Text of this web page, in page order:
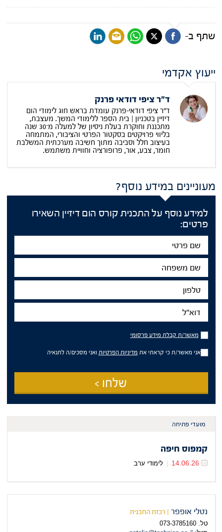
שתף ב-
ייעוץ אקדמי
ד"ר ציפי דודאי פרנק
ד"ר ציפי דודאי-פרנק עומדת בראש חוג לימודי הום
דיזיין בטכניון | בית הספר ללימודי המשך. מעצבת,
מתכננת וחוקרת בעלת ניסיון של למעלה מ־30 שנה
בליווי פרויקטים בסקטור הפרטי והציבורי, המתמחה
בעיצוב חלל וסביבה מתוך חשיבה מערכתית המשלבת
חומר, צבע, אור, פרופורציה וחוויית משתמש.
מעוניינים במידע נוסף?
למידע נוסף על התכנית קורס הום דיזיין השאירו
פרטים:
שם
פרטי
שם
משפחה
טלפון
דוא"ל
מאשר/ת
קבלת
מידע
פרסומי
מאשר/ת קבלת מידע פרסומי
אני מאשר/ת כי קראתי את מדיניות הפרטיות ואני מסכים/ה לתנאיה
שלחו >
מועדי פתיחה
קמפוס חיפה
14.06.26 לימודי ערב
נטלי אופפר | רכזת התכנית
טל. 073-3785160